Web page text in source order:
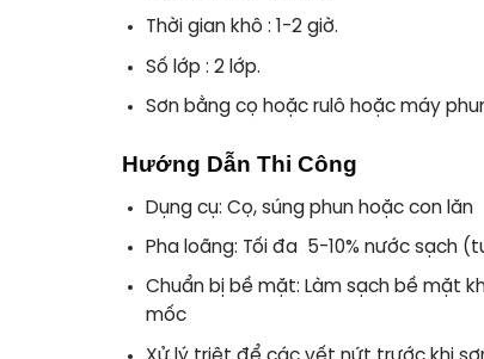
Thời gian khô : 1-2 giờ.
Số lớp : 2 lớp.
Sơn bằng cọ hoặc rulô hoặc máy
Hướng Dẫn Thi Công
Dụng cụ: Cọ, súng phun hoặc con lăn
Pha loãng: Tối đa 5-10% nước sạch
Chuẩn bị bề mặt: Làm sạch bề mặt
mốc